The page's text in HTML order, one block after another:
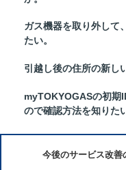
ガス機器を取り外して
たい。
引越し後の住所の新し
myTOKYOGASの初期
ので確認方法を知りた
今後のサービス改善